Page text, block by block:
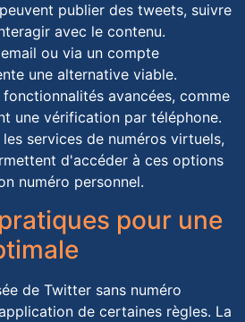
publier des tweets, suivre
avec le contenu.
ou via un compte
une alternative viable.
avancées, comme
une vérification par téléphone.
services de numéros virtuels,
d'accéder à ces options
numéro personnel.
pour une
de Twitter sans numéro
de certaines règles. La